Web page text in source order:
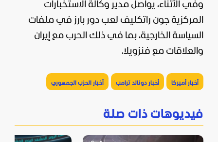
وفي الأثناء، يواصل مدير وكالة الاستخبارات
المركزية جون راتكليف لعب دور بارز في ملفات
السياسة الخارجية، بما في ذلك الحرب مع إيران
والعلاقات مع فنزويلا.
أخبار أميركا أخبار دونالد ترامب أخبار الحزب الجمهوري
فيديوهات ذات صلة